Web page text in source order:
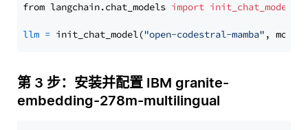
from langchain.chat_models import init_chat_model
llm = init_chat_model("open-codestral-mamba" ,
第 3 步：安装并配置 IBM granite-
embedding-278m-multilingual